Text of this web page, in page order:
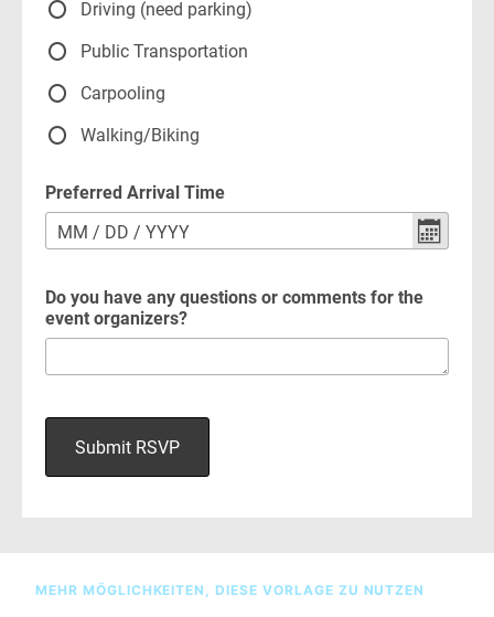
MEHR MÖGLICHKEITEN, DIESE VORLAGE ZU NUTZEN